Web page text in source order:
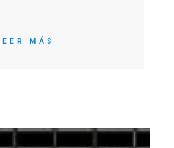
MÁS